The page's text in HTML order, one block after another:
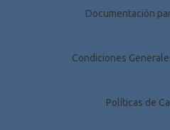
Documentación
Condiciones
Políticas de